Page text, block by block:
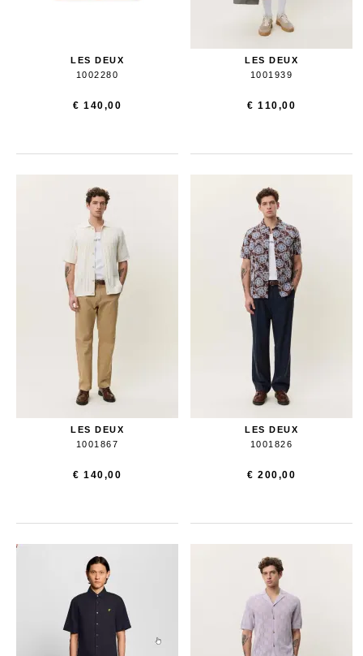
LES DEUX
1002280
€ 140,00
LES DEUX
1001939
€ 110,00
LES DEUX
1001867
€ 140,00
LES DEUX
1001826
€ 200,00